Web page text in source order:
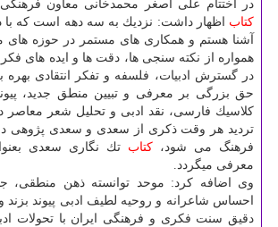
در اختتام علی اصغر محمدخانی معاون
كتاب اظهار داشت: نزدیك به سه دهه است كه با
آشنا هستم و همكاری های مستمر در حوزه های
همواره از نكته سنجی ها، دقت ها و ایده های
در گسترش ادبیات، فلسفه و تفكر انتقادی بهره
حق بزرگی بر معرفی و تبیین منطق جدید، پیوند
كلاسیك فارسی، نقد ادبی و تحلیل شعر معاصر
تردید هر وقت ذكری از سعدی و سعدی پژوهی در
فرهنگ می شود، كتاب تك نگاری سعدی
معرفی میگردد.
وی اضافه كرد: موحد توانسته ذهن منطقی،
احساس شاعرانه و روحیه لطیف ادبی پیوند بزند
دقیق سنت فكری و فرهنگی ایران با تحولات